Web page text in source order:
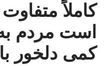
کاملاً
است مردم
کمی دلخور